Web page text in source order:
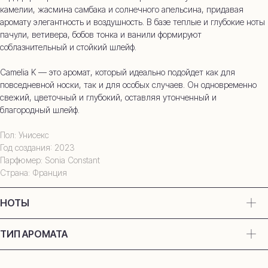
камелии, жасмина самбака и солнечного апельсина, придавая
аромату элегантность и воздушность. В базе теплые и глубокие ноты
пачули, ветивера, бобов тонка и ванили формируют
соблазнительный и стойкий шлейф.
Camelia K — это аромат, который идеально подойдет как для
повседневной носки, так и для особых случаев. Он одновременно
свежий, цветочный и глубокий, оставляя утонченный и
благородный шлейф.
Пол: Унисекс
Год создания: 2023
Парфюмер: Sonia Constant
Страна: Франция
НОТЫ
ТИП АРОМАТА